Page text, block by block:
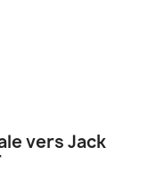
vers Jack